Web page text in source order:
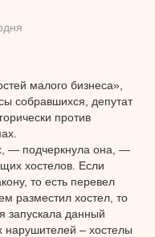
малого бизнеса»,
собравшихся, депутат
против
— подчеркнула она, —
хостелов. Если
то есть перевел
разместил хостел, то
запускала данный
нарушителей – хостелы